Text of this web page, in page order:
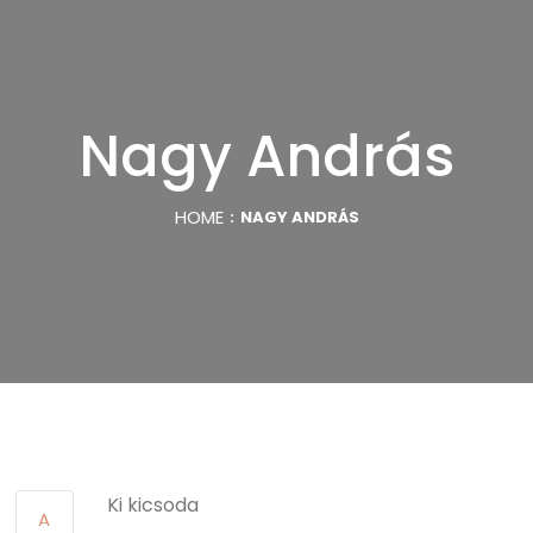
Nagy András
HOME NAGY ANDRÁS
A
Ki kicsoda